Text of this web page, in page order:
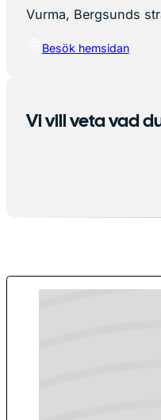
Vurma, Bergsunds
Besök hemsidan
Vi vill veta vad